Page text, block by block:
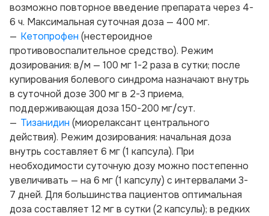
возможно повторное введение препарата через 4-
6 ч. Максимальная суточная доза — 400 мг.
Кетопрофен (нестероидное
противовоспалительное средство). Режим
дозирования: в/м — 100 мг 1-2 раза в сутки; после
купирования болевого синдрома назначают внутрь
в суточной дозе 300 мг в 2-3 приема,
поддерживающая доза 150-200 мг/сут.
Тизанидин (миорелаксант центрального
действия). Режим дозирования: начальная доза
внутрь составляет 6 мг (1 капсула). При
необходимости суточную дозу можно постепенно
увеличивать — на 6 мг (1 капсулу) с интервалами 3-
7 дней. Для большинства пациентов оптимальная
доза составляет 12 мг в сутки (2 капсулы); в редких